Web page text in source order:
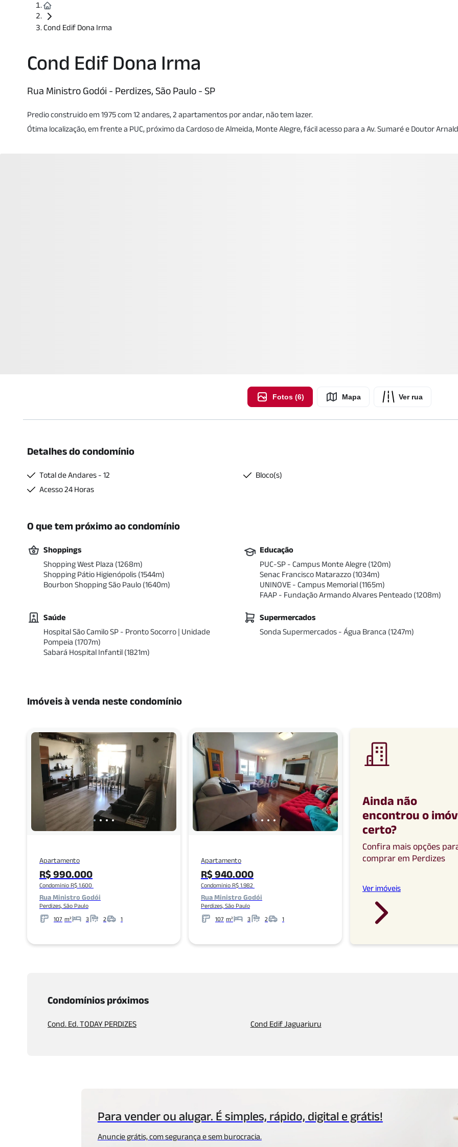
Cond Edif Dona Irma
Cond Edif Dona Irma
Rua Ministro Godói - Perdizes, São Paulo - SP
Predio construido em 1975 com 12 andares, 2 apartamentos por andar, não tem lazer.
Ótima localização, em frente a PUC, próximo da Cardoso de Almeida, Monte Alegre, fácil acesso para a Av. Sumaré e Doutor
Fotos (6) Mapa Ver rua
Detalhes do condomínio
Total de Andares - 12
Bloco(s)
Acesso 24 Horas
O que tem próximo ao condomínio
Shoppings
Shopping West Plaza (1268m)
Shopping Pátio Higienópolis (1544m)
Bourbon Shopping São Paulo (1640m)
Educação
PUC-SP - Campus Monte Alegre (120m)
Senac Francisco Matarazzo (1034m)
UNINOVE - Campus Memorial (1165m)
FAAP - Fundação Armando Alvares Penteado (1208m)
Saúde
Hospital São Camilo SP - Pronto Socorro | Unidade
Pompeia (1707m)
Sabará Hospital Infantil (1821m)
Supermercados
Sonda Supermercados - Água Branca (1247m)
Imóveis à venda neste condomínio
Apartamento
R$ 990.000
Condomínio R$ 1.600
Rua Ministro Godói
Perdizes, São Paulo
107 m²
Metros 3 2
Banheiros 1
Garagens
Apartamento
R$ 940.000
Condomínio R$ 1.982
Rua Ministro Godói
Perdizes, São Paulo
107 m²
Metros 3 2
Banheiros 1
Garagens
Ainda não
encontrou o
certo?
Confira mais opções
comprar em Perdizes
Ver imóveis
Condomínios próximos
Cond. Ed. TODAY PERDIZES Cond Edif Jaguariuru
Para vender ou alugar. É simples, rápido, digital e grátis!
Anuncie grátis, com segurança e sem burocracia.